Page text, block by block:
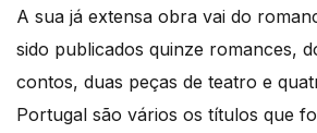
A sua já extensa obra vai do
sido publicados quinze romances,
contos, duas peças de teatro e
Portugal são vários os títulos que